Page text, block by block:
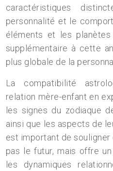
caractéristiques
personnalité et le
éléments et les
supplémentaire à cette
plus globale de la
La compatibilité
relation mère-enfant en
les signes du zodiaque
ainsi que les aspects de
est important de souligner
pas le futur, mais offre
les dynamiques